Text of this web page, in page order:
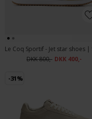
DKK 800,- DKK 400,-
-31%